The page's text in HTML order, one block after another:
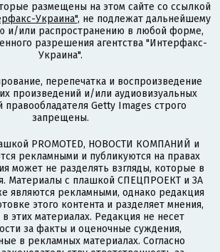
размещены на этом сайте со ссылкой
Украина", не подлежат дальнейшему
и/или распространению в любой форме,
разрешения агентства "Интерфакс-
Украина".
перепечатка и воспроизведение
произведений и/или аудиовизуальных
правообладателя Getty Images строго
запрещены.
PROMOTED, НОВОСТИ КОМПАНИЙ и
рекламными и публикуются на правах
может не разделять взгляды, которые в
Материалы с плашкой СПЕЦПРОЕКТ и ЗА
являются рекламными, однако редакция
этого контента и разделяет мнения,
этих материалах. Редакция не несет
за факты и оценочные суждения,
в рекламных материалах. Согласно